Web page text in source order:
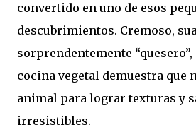
convertido en uno de esos
descubrimientos. Cremoso,
sorprendentemente “quesero”,
cocina vegetal demuestra que
animal para lograr texturas y
irresistibles.